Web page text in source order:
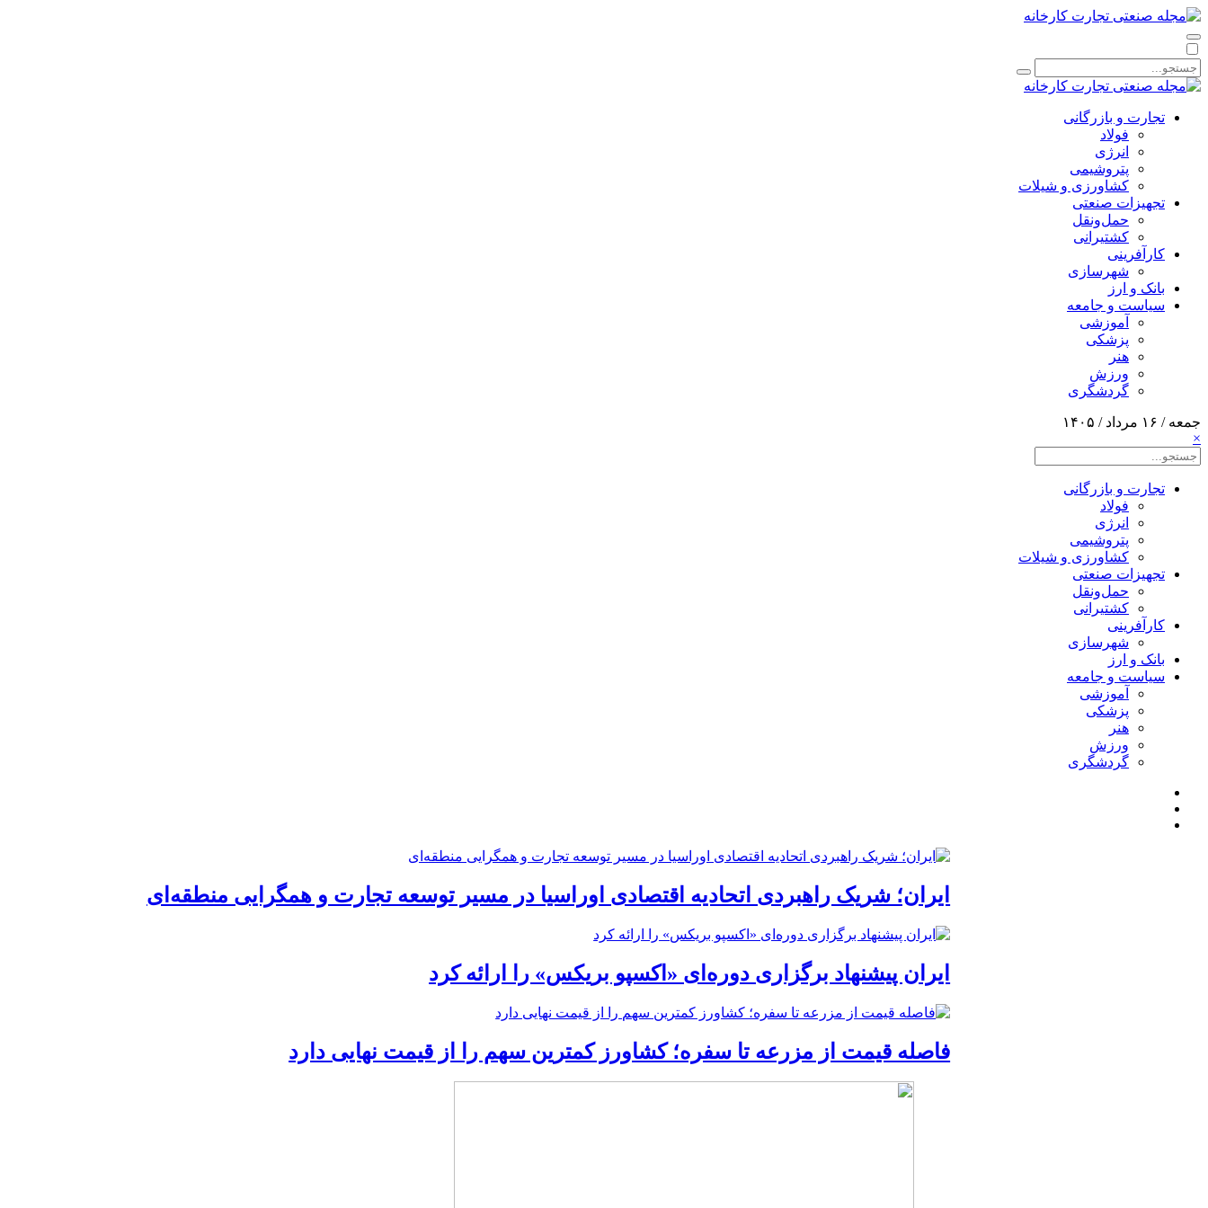
تجارت و بازرگانی
فولاد
انرژی
پتروشیمی
کشاورزی و شیلات
تجهیزات صنعتی
حمل‌و‌نقل
کشتیرانی
کارآفرینی
شهرسازی
بانک و ارز
سیاست و جامعه
آموزشی
پزشکی
هنر
ورزش
گردشگری
جمعه / ۱۶ مرداد / ۱۴۰۵
×
تجارت و بازرگانی
فولاد
انرژی
پتروشیمی
کشاورزی و شیلات
تجهیزات صنعتی
حمل‌و‌نقل
کشتیرانی
کارآفرینی
شهرسازی
بانک و ارز
سیاست و جامعه
آموزشی
پزشکی
هنر
ورزش
گردشگری
ایران؛ شریک راهبردی اتحادیه اقتصادی اوراسیا در مسیر توسعه تجارت و همگرایی منطقه‌ای
ایران پیشنهاد برگزاری دوره‌ای «اکسپو بریکس» را ارائه کرد
فاصله قیمت از مزرعه تا سفره؛ کشاورز کمترین سهم را از قیمت نهایی دارد